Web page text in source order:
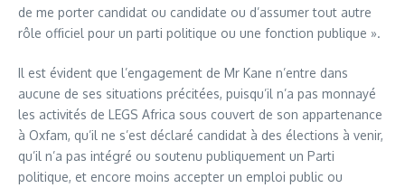
de me porter candidat ou candidate ou d’assumer tout autre
rôle officiel pour un parti politique ou une fonction publique ».
Il est évident que l’engagement de Mr Kane n’entre dans
aucune de ses situations précitées, puisqu’il n’a pas monnayé
les activités de LEGS Africa sous couvert de son appartenance
à Oxfam, qu’il ne s’est déclaré candidat à des élections à venir,
qu’il n’a pas intégré ou soutenu publiquement un Parti
politique, et encore moins accepter un emploi public ou